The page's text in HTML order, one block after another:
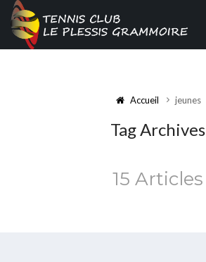
Accueil jeunes
Tag Archives
15 Articles